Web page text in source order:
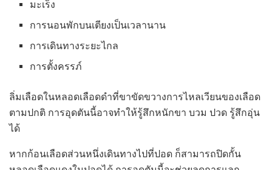
มะเร็ง
การนอนพักบนเตียงเป็นเวลานาน
การเดินทางระยะไกล
การตั้งครรภ์
ลิ่มเลือดในหลอดเลือดดำที่ขาขัดขวางการไหลเวียนของเลือด
ตามปกติ การอุดตันนี้อาจทำให้รู้สึกหนักขา บวม ปวด รู้สึกอุ่น
ได้
หากก้อนเลือดส่วนหนึ่งเดินทางไปที่ปอด ก็สามารถปิดกั้น